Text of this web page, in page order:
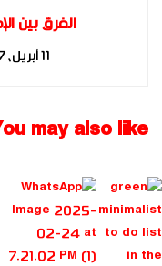
الفرق بين
والقيادة – د. مها
11 أبريل، 2017
may also like